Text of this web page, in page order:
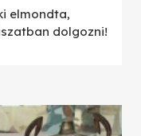
elmondta,
dolgozni!